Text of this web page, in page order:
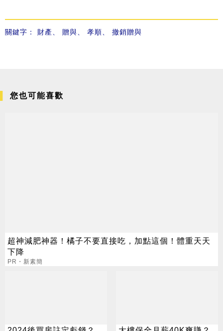
關鍵字： 財產、 贈與、 孝順、 撤銷贈與
您也可能喜歡
超神減肥神器！橘子不要直接吃，加點這個！體重天天
下降
PR・新素簡